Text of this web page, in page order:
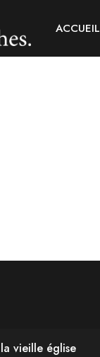
ACCUEIL
vieille église